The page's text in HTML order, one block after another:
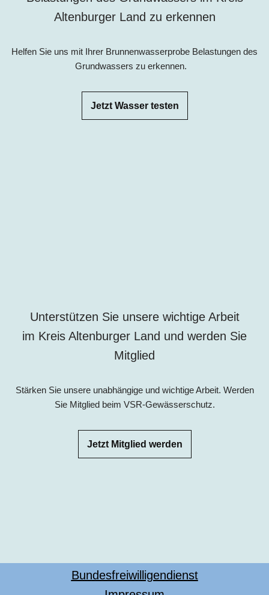
Altenburger Land zu erkennen
Helfen Sie uns mit Ihrer Brunnenwasserprobe Belastungen des
Grundwassers zu erkennen.
Jetzt Wasser testen
Unterstützen Sie unsere wichtige Arbeit
im Kreis Altenburger Land und werden Sie
Mitglied
Stärken Sie unsere unabhängige und wichtige Arbeit. Werden
Sie Mitglied beim VSR-Gewässerschutz.
Jetzt Mitglied werden
Bundesfreiwilligendienst